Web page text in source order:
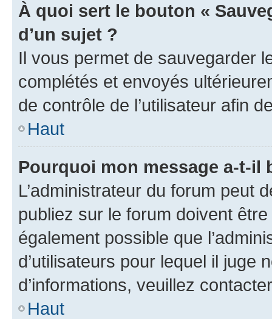
À quoi sert le bouton «
d’un sujet ?
Il vous permet de sauvegarder
complétés et envoyés
de contrôle de l’utilisateur afin
Haut
Pourquoi mon message a-t-il
L’administrateur du forum peut
publiez sur le forum doivent
également possible que
d’utilisateurs pour lequel il juge
d’informations, veuillez
Haut